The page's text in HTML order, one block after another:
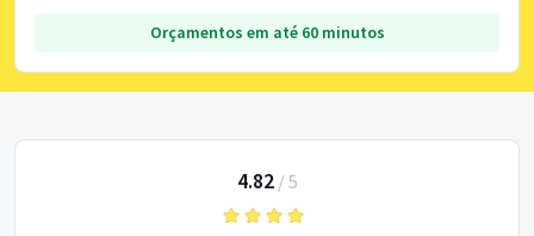
Orçamentos em até 60 minutos
4.82/ 5